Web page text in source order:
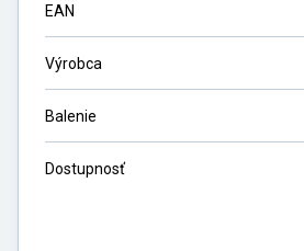
EAN
Výrobca
Balenie
Dostupnosť